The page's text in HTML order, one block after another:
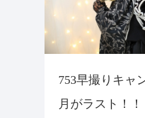
753早撮りキャ
月がラスト！！